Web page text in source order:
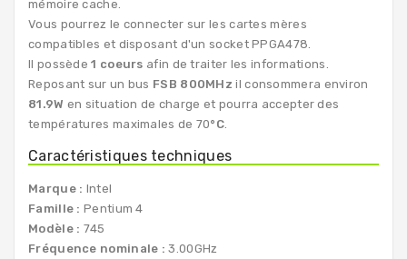
mémoire cache.
Vous pourrez le connecter sur les cartes mères
compatibles et disposant d'un socket PPGA478.
Il possède1 coeurs afin de traiter les informations.
Reposant sur un bus FSB 800MHz il consommera environ
81.9W en situation de charge et pourra accepter des
températures maximales de 70°C
Caractéristiques techniques
Marque : Intel
Famille : Pentium 4
Modèle : 745
Fréquence nominale : 3.00GHz